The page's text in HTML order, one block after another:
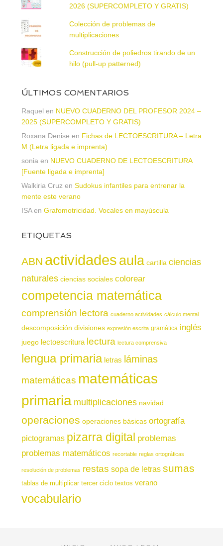
2026 (SUPERCOMPLETO Y GRATIS)
Colección de problemas de
multiplicaciones
Construcción de poliedros tirando de un
hilo (pull-up patterned)
ÚLTIMOS COMENTARIOS
Raquel en NUEVO CUADERNO DEL PROFESOR 2024 –
2025 (SUPERCOMPLETO Y GRATIS)
Roxana Denise en Fichas de LECTOESCRITURA – Letra
M (Letra ligada e imprenta)
sonia en NUEVO CUADERNO DE LECTOESCRITURA
[Fuente ligada e imprenta]
Walkiria Cruz en Sudokus infantiles para entrenar la
mente este verano
ISAen Grafomotricidad. Vocales en mayúscula
ETIQUETAS
ABN actividadesaula cartilla ciencias
naturales ciencias sociales colorear
competencia matemática
comprensión lectora cuaderno actividades cálculo mental
descomposición divisiones expresión escrita gramática inglés
juego lectoescritura lectura lectura comprensiva
lengua primaria letras láminas
matemáticas matemáticas
primaria multiplicaciones navidad
operaciones operaciones básicas ortografía
pictogramas pizarra digital problemas
problemas matemáticos recortable reglas ortográficas
resolución de problemas restas sopa de letras sumas
tablas de multiplicar tercer ciclo textos verano
vocabulario